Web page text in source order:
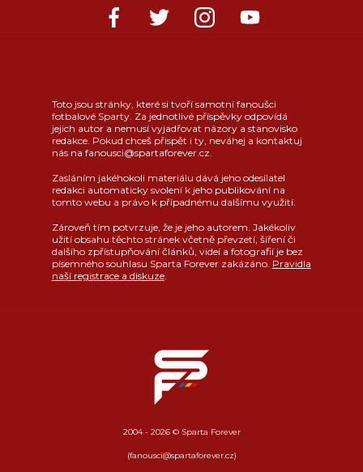
Toto jsou stránky, které si tvoří samotní fanoušci
fotbalové Sparty. Za jednotlivé příspěvky odpovídá
jejich autor a nemusí vyjadřovat názory a stanovisko
redakce. Pokud chceš přispět i ty, neváhej a kontaktuj
nás na fanousci@spartaforever.cz.
Zasláním jakéhokoli materiálu dává jeho odesílatel
redakci automaticky svolení k jeho publikování na
tomto webu a právo k případnému dalšímu využití.
Zároveň tím potvrzuje, že je jeho autorem. Jakékoliv
užití obsahu těchto stránek včetně převzetí, šíření či
dalšího zpřístupňování článků, videí a fotografií je bez
písemného souhlasu Sparta Forever zakázáno. Pravidla
naší registrace a diskuze.
2004 - 2026 © Sparta Forever
(fanousci@spartaforever.cz)